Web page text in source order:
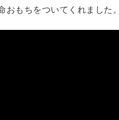
もちをついてくれました。